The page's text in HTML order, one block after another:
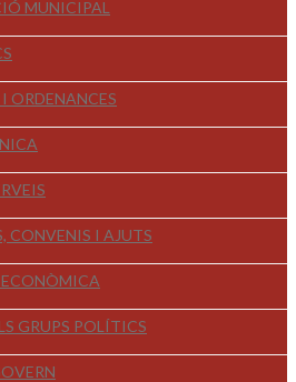
MUNICIPAL
ORDENANCES
CONVENIS I AJUTS
GRUPS POLÍTICS